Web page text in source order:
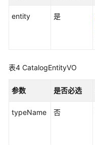
据
数
API（V2）
entity 是
表4 CatalogEntityVO
参数 是否必选
typeName 否